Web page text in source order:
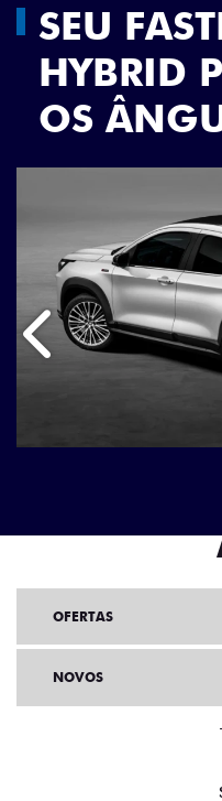
SEU
HYBRID
OS
Anterior
OFERTAS
NOVOS